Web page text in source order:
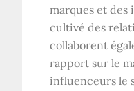
marques et
cultivé des
collaborent
rapport sur le
influenceurs le